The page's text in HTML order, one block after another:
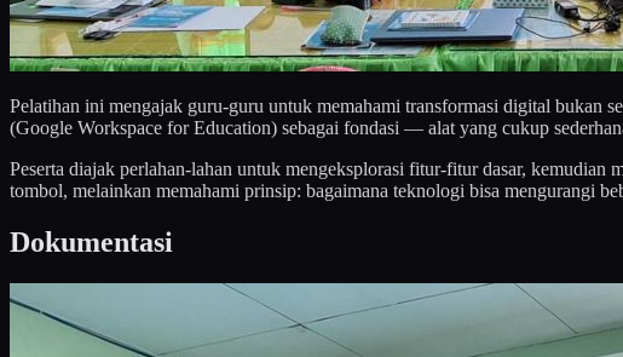
Pelatihan ini mengajak guru-guru untuk memahami transformasi digital bukan
(Google Workspace for Education) sebagai fondasi — alat yang cukup
Peserta diajak perlahan-lahan untuk mengeksplorasi fitur-fitur dasar, kemudian
tombol, melainkan memahami prinsip: bagaimana teknologi bisa mengurangi
Dokumentasi